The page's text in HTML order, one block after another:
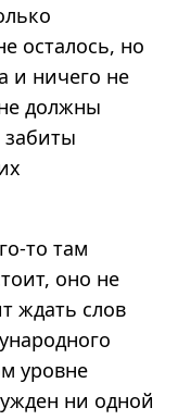
осталось, но
и ничего не
должны
то там
оно не
ждать слов
уровне
ни одной